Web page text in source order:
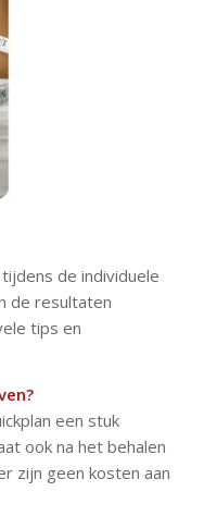
de individuele
de resultaten
tips en
een stuk
ook na het behalen
zijn geen kosten aan